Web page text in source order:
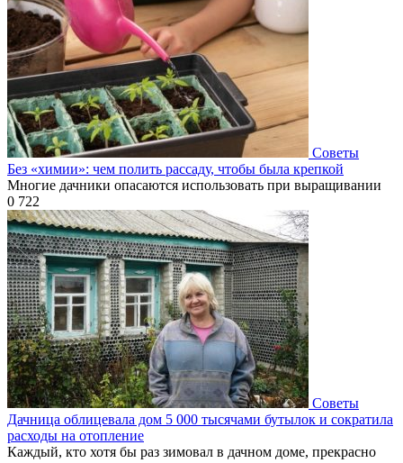
Советы
Без «химии»: чем полить рассаду, чтобы была крепкой
Многие дачники опасаются использовать при выращивании
0 722
Советы
Дачница облицевала дом 5 000 тысячами бутылок и сократила
расходы на отопление
Каждый, кто хотя бы раз зимовал в дачном доме, прекрасно